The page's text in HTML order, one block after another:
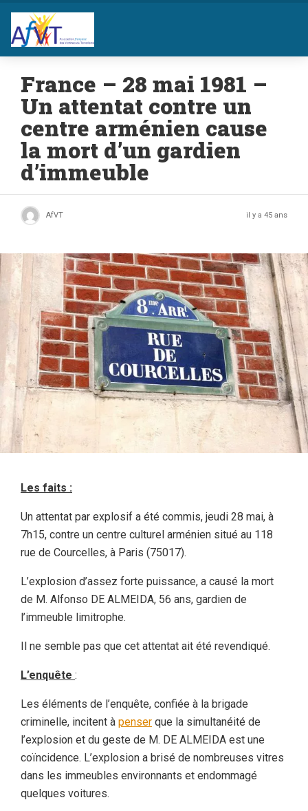
France – 28 mai 1981 –
Un attentat contre un
centre arménien cause
la mort d’un gardien
d’immeuble
AfVT il y a 45 ans
Les faits :
Un attentat par explosif a été commis, jeudi 28 mai, à
7h15, contre un centre culturel arménien situé au 118
rue de Courcelles, à Paris (75017).
L’explosion d’assez forte puissance, a causé la mort
de M. Alfonso DE ALMEIDA, 56 ans, gardien de
l’immeuble limitrophe.
Il ne semble pas que cet attentat ait été revendiqué.
L’enquête :
Les éléments de l’enquête, confiée à la brigade
criminelle, incitent à penser que la simultanéité de
l’explosion et du geste de M. DE ALMEIDA est une
coïncidence. L’explosion a brisé de nombreuses vitres
dans les immeubles environnants et endommagé
quelques voitures.